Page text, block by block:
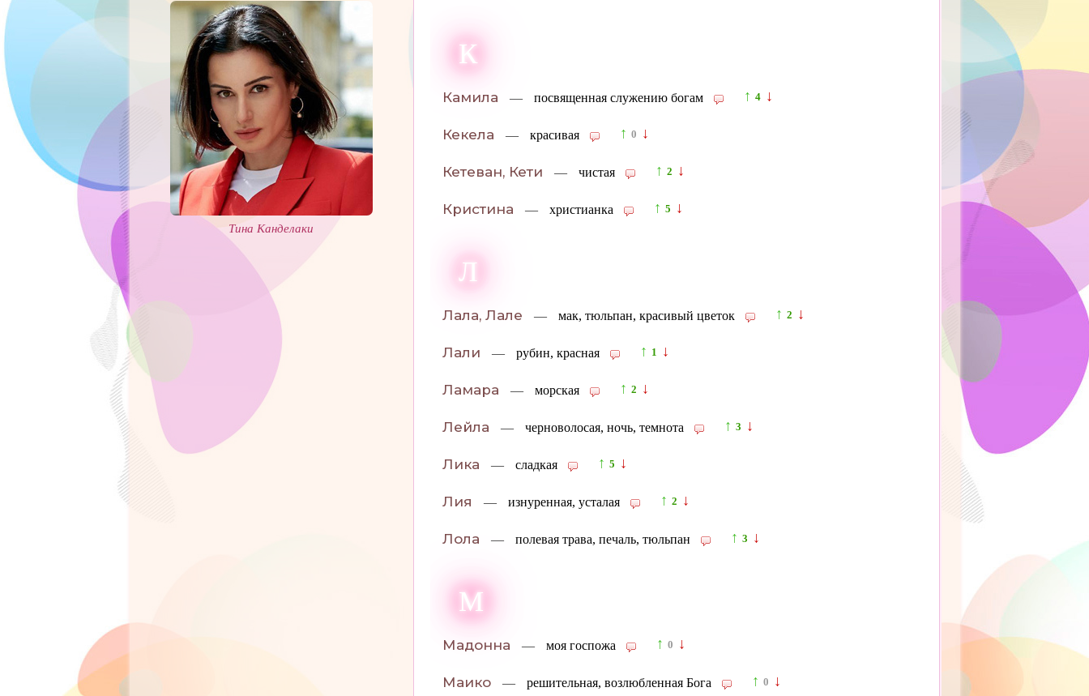
К
Камила — посвященная служению богам ↑ 4 ↓
Кекела — красивая ↑ 0 ↓
Кетеван, Кети — чистая ↑ 2 ↓
Кристина — христианка ↑ 5 ↓
Л
Лала, Лале — мак, тюльпан, красивый цветок ↑ 2 ↓
Лали — рубин, красная ↑ 1 ↓
Ламара — морская ↑ 2 ↓
Лейла — черноволосая, ночь, темнота ↑ 3 ↓
Лика — сладкая ↑ 5 ↓
Лия — изнуренная, усталая ↑ 2 ↓
Лола — полевая трава, печаль, тюльпан ↑ 3 ↓
М
Мадонна — моя госпожа ↑ 0 ↓
Маико — решительная, возлюбленная Бога ↑ 0 ↓
Тина Канделаки